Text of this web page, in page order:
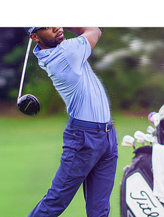
Träningshjälpmedel
Resor